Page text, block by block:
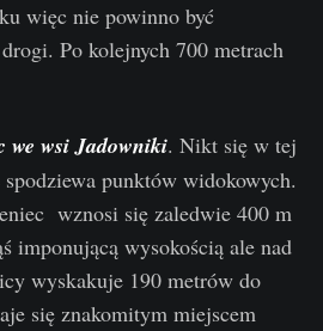
więc nie powinno być
Po kolejnych 700 metrach
we wsi Jadowniki. Nikt się w tej
punktów widokowych.
wznosi się zaledwie 400 m
imponującą wysokością ale nad
wyskakuje 190 metrów do
się znakomitym miejscem